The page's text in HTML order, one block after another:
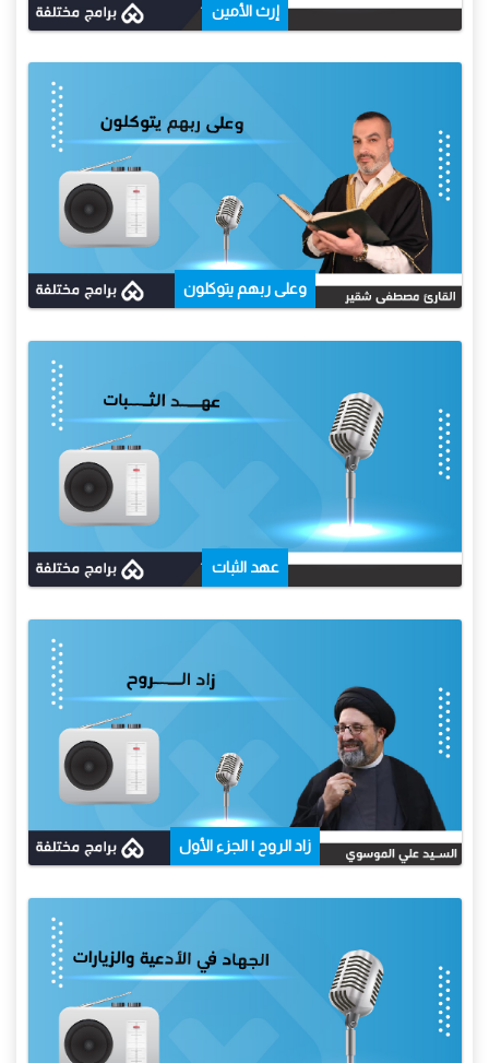
إرث الأمين
وعلى ربهم يتوكلون
عهد الثبات
زاد الروح | الجزء الأول